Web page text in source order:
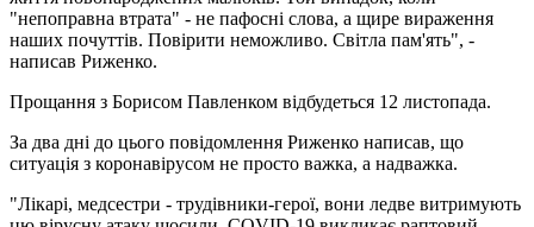
"непоправна втрата" - не пафосні слова, а щире вираження
наших почуттів. Повірити неможливо. Світла пам'ять", -
написав Риженко.
Прощання з Борисом Павленком відбудеться 12 листопада.
За два дні до цього повідомлення Риженко написав, що
ситуація з коронавірусом не просто важка, а надважка.
"Лікарі, медсестри - трудівники-герої, вони ледве витримують